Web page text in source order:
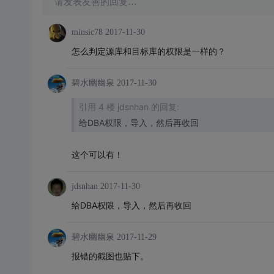
minsic78 2017-11-30
怎么判定源库和目标库的权限是一样的？
碧水幽幽泉 2017-11-30
引用 4 楼 jdsnhan 的回复:
给DBA权限，导入，然后再收回
这个可以有！
jdsnhan 2017-11-30
给DBA权限，导入，然后再收回
碧水幽幽泉 2017-11-29
报错的截图也贴下。